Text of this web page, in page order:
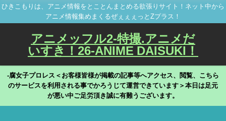
ひきこもりは、アニメ情報をとことんまとめる欲張りサイト！ネット中から
アニメ情報集めまくるぜぇぇぇっとZプラス！
アニメッフル2-特撮.アニメだ
いすき！26-ANIME DAISUKI！
-腐女子プロレス＜お客様皆様が掲載の記事等へアクセス、閲覧、こちら
のサービスを利用される事でかろうじて運営できています＞本日は足元
が悪い中ご足労頂き誠に有難うございます。